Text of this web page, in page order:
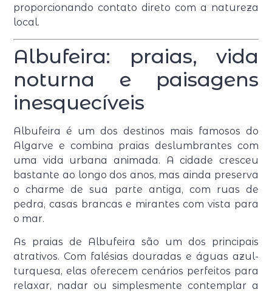
proporcionando contato direto com a natureza
local.
Albufeira: praias, vida
noturna e paisagens
inesquecíveis
Albufeira é um dos destinos mais famosos do
Algarve e combina praias deslumbrantes com
uma vida urbana animada. A cidade cresceu
bastante ao longo dos anos, mas ainda preserva
o charme de sua parte antiga, com ruas de
pedra, casas brancas e mirantes com vista para
o mar.
As praias de Albufeira são um dos principais
atrativos. Com falésias douradas e águas azul-
turquesa, elas oferecem cenários perfeitos para
relaxar, nadar ou simplesmente contemplar a